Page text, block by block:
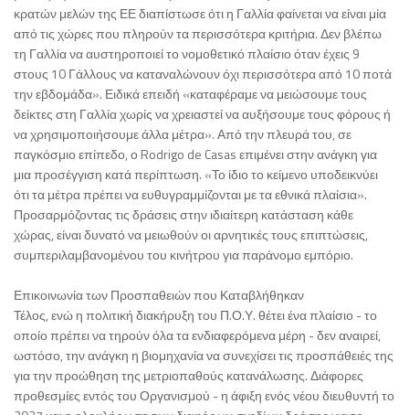
κρατών μελών της ΕΕ διαπίστωσε ότι η Γαλλία φαίνεται να είναι μία
από τις χώρες που πληρούν τα περισσότερα κριτήρια. Δεν βλέπω
τη Γαλλία να αυστηροποιεί το νομοθετικό πλαίσιο όταν έχεις 9
στους 10 Γάλλους να καταναλώνουν όχι περισσότερα από 10 ποτά
την εβδομάδα». Ειδικά επειδή «καταφέραμε να μειώσουμε τους
δείκτες στη Γαλλία χωρίς να χρειαστεί να αυξήσουμε τους φόρους ή
να χρησιμοποιήσουμε άλλα μέτρα». Από την πλευρά του, σε
παγκόσμιο επίπεδο, ο Rodrigo de Casas επιμένει στην ανάγκη για
μια προσέγγιση κατά περίπτωση. «Το ίδιο το κείμενο υποδεικνύει
ότι τα μέτρα πρέπει να ευθυγραμμίζονται με τα εθνικά πλαίσια».
Προσαρμόζοντας τις δράσεις στην ιδιαίτερη κατάσταση κάθε
χώρας, είναι δυνατό να μειωθούν οι αρνητικές τους επιπτώσεις,
συμπεριλαμβανομένου του κινήτρου για παράνομο εμπόριο.
Επικοινωνία των Προσπαθειών που Καταβλήθηκαν
Τέλος, ενώ η πολιτική διακήρυξη του Π.Ο.Υ. θέτει ένα πλαίσιο - το
οποίο πρέπει να τηρούν όλα τα ενδιαφερόμενα μέρη - δεν αναιρεί,
ωστόσο, την ανάγκη η βιομηχανία να συνεχίσει τις προσπάθειές της
για την προώθηση της μετριοπαθούς κατανάλωσης. Διάφορες
προθεσμίες εντός του Οργανισμού - η άφιξη ενός νέου διευθυντή το